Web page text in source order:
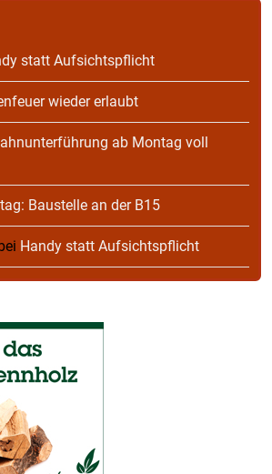
statt Aufsichtspflicht
wieder erlaubt
ab Montag voll
Baustelle an der B15
Handy statt Aufsichtspflicht